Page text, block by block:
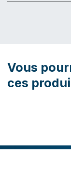
Vous
ces